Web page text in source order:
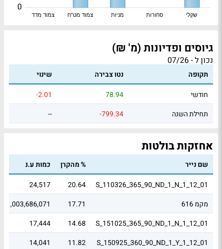
צמוד מדד צמוד מט"ח מניות סחורות שקלי
0
גיוסים ופדיונות (מ' ₪)
נכון ל - 07/26
תקופה נטו צבירה
שינוי
חודשי
78.94
-2.01
תחילת השנה
-799.34
--
אחזקות בולטות
שם נייר % מהקרן
כמות ע.נ
S_110326_365_90_ND_1_N_1_12_01
20.64
24,517
מקמ 616
17.71
1,003,686,071
S_151025_365_90_ND_1_N_1_12_01
14.68
17,444
S_150925_360_90_ND_1_Y_1_12_01
11.82
14,041